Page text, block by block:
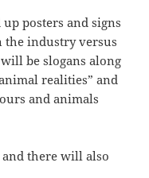
posters and signs
industry versus
be slogans along
realities” and
and animals
there will also